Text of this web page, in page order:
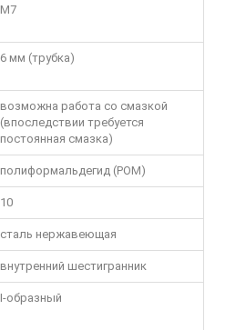
M7
6 мм (трубка)
возможна работа со смазкой
(впоследствии требуется
постоянная смазка)
полиформальдегид (POM)
10
сталь нержавеющая
внутренний шестигранник
I-образный